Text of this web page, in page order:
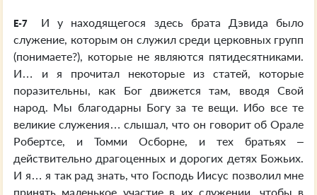
E-7
И у находящегося здесь брата Дэвида было
служение, которым он служил среди церковных групп
(понимаете?), которые не являются пятидесятниками.
И… и я прочитал некоторые из статей, которые
поразительны, как Бог движется там, вводя Свой
народ. Мы благодарны Богу за те вещи. Ибо все те
великие служения… слышал, что он говорит об Орале
Робертсе, и Томми Осборне, и тех братьях –
действительно драгоценных и дорогих детях Божьих.
И я… я так рад знать, что Господь Иисус позволил мне
принять маленькое участие в их служении, чтобы в